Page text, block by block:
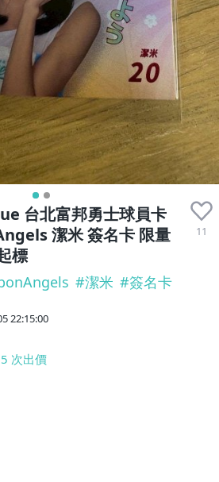
台北富邦勇士球員卡
潔米 簽名卡 限量
標
11
#潔米 #簽名卡
22:15:00
次出價